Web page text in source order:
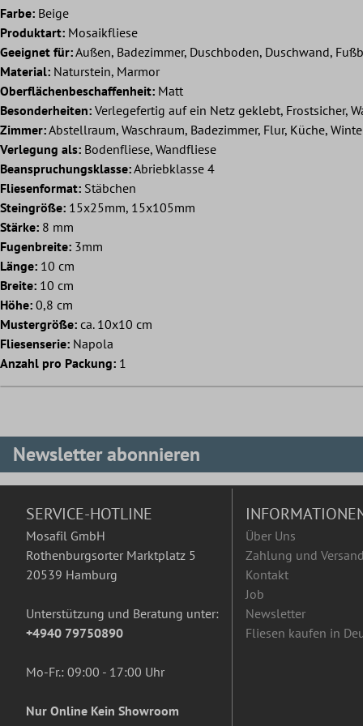
Farbe: Beige
Produktart: Mosaikfliese
Geeignet für:Außen, Badezimmer, Duschboden, Duschwand,
Material: Naturstein, Marmor
Oberflächenbeschaffenheit: Matt
Besonderheiten: Verlegefertig auf ein Netz geklebt, Frostsicher,
Zimmer:Abstellraum, Waschraum, Badezimmer, Flur, Küche,
Verlegung als: Bodenfliese, Wandfliese
Beanspruchungsklasse:Abriebklasse 4
Fliesenformat: Stäbchen
Steingröße: 15x25mm, 15x105mm
Stärke: 8 mm
Fugenbreite: 3mm
Länge: 10 cm
Breite: 10 cm
Höhe: 0,8 cm
Mustergröße: ca. 10x10 cm
Fliesenserie: Napola
Anzahl pro Packung: 1
Newsletter abonnieren
SERVICE-HOTLINE
Mosafil GmbH
Rothenburgsorter Marktplatz 5
20539 Hamburg
Unterstützung und Beratung unter:
+4940 79750890
Mo-Fr.: 09:00 - 17:00 Uhr
Nur Online Kein Showroom
Über Uns
Zahlung und Versand
Kontakt
Job
Newsletter
Fliesen kaufen in